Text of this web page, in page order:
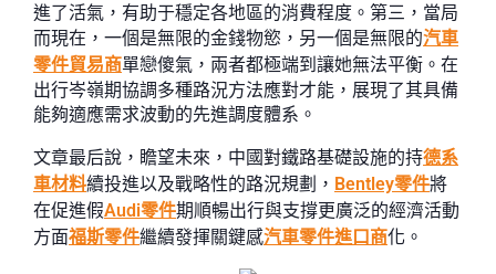
進了活氣，有助于穩定各地區的消費程度。第三，當局
而現在，一個是無限的金錢物慾，另一個是無限的汽車
零件貿易商單戀傻氣，兩者都極端到讓她無法平衡。在
出行岑嶺期協調多種路況方法應對才能，展現了其具備
能夠適應需求波動的先進調度體系。
文章最后說，瞻望未來，中國對鐵路基礎設施的持德系
車材料續投進以及戰略性的路況規劃， Bentley零件將
在促進假Audi零件期順暢出行與支撐更廣泛的經濟活動
方面福斯零件繼續發揮關鍵感汽車零件進口商化。